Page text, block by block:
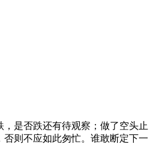
是否跌还有待观察；做了空头止
则不应如此匆忙。谁敢断定下一